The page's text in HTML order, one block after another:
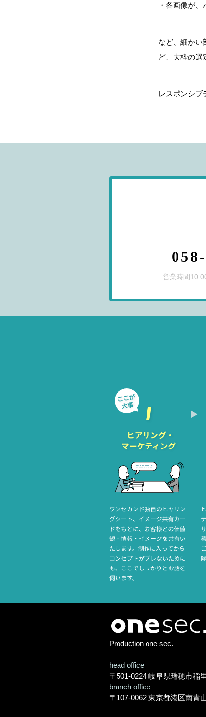
・各画像が
など、細かい
ど、大枠の選
レスポンシブ
営業時間
Production one sec.
head office
〒501-0224 岐阜県瑞穂市稲
branch office
〒107-0062 東京都港区南青